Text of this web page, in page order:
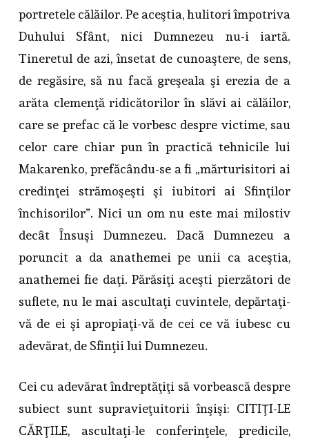
portretele călăilor. Pe aceştia, hulitori împotriva
Duhului Sfânt, nici Dumnezeu nu-i iartă.
Tineretul de azi, însetat de cunoaştere, de sens,
de regăsire, să nu facă greşeala şi erezia de a
arăta clemenţă ridicătorilor în slăvi ai călăilor,
care se prefac că le vorbesc despre victime, sau
celor care chiar pun în practică tehnicile lui
Makarenko, prefăcându-se a fi „mărturisitori ai
credinţei strămoşeşti şi iubitori ai Sfinţilor
închisorilor”. Nici un om nu este mai milostiv
decât Însuşi Dumnezeu. Dacă Dumnezeu a
poruncit a da anathemei pe unii ca aceştia,
anathemei fie daţi. Părăsiţi aceşti pierzători de
suflete, nu le mai ascultaţi cuvintele, depărtaţi-
vă de ei şi apropiaţi-vă de cei ce vă iubesc cu
adevărat, de Sfinţii lui Dumnezeu.
Cei cu adevărat îndreptăţiţi să vorbească despre
subiect sunt supravieţuitorii înşişi: CITIŢI-LE
CĂRŢILE, ascultaţi-le conferinţele, predicile,